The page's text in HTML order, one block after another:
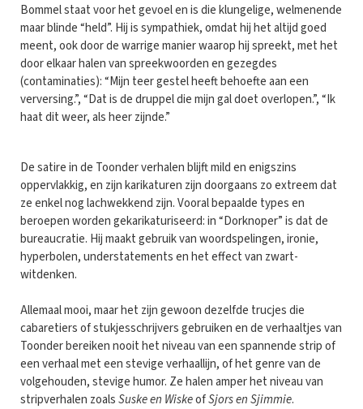
Bommel staat voor het gevoel en is die klungelige, welmenende
maar blinde “held”. Hij is sympathiek, omdat hij het altijd goed
meent, ook door de warrige manier waarop hij spreekt, met het
door elkaar halen van spreekwoorden en gezegdes
(contaminaties): “Mijn teer gestel heeft behoefte aan een
verversing.”, “Dat is de druppel die mijn gal doet overlopen.”, “Ik
haat dit weer, als heer zijnde.”
De satire in de Toonder verhalen blijft mild en enigszins
oppervlakkig, en zijn karikaturen zijn doorgaans zo extreem dat
ze enkel nog lachwekkend zijn. Vooral bepaalde types en
beroepen worden gekarikaturiseerd: in “Dorknoper” is dat de
bureaucratie. Hij maakt gebruik van woordspelingen, ironie,
hyperbolen, understatements en het effect van zwart-
witdenken.
Allemaal mooi, maar het zijn gewoon dezelfde trucjes die
cabaretiers of stukjesschrijvers gebruiken en de verhaaltjes van
Toonder bereiken nooit het niveau van een spannende strip of
een verhaal met een stevige verhaallijn, of het genre van de
volgehouden, stevige humor. Ze halen amper het niveau van
stripverhalen zoalsSuske en WiskeofSjors en Sjimmie.